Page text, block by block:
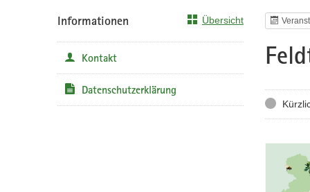
Status
Informationen Übersicht
Kontakt
Datenschutzerklärung